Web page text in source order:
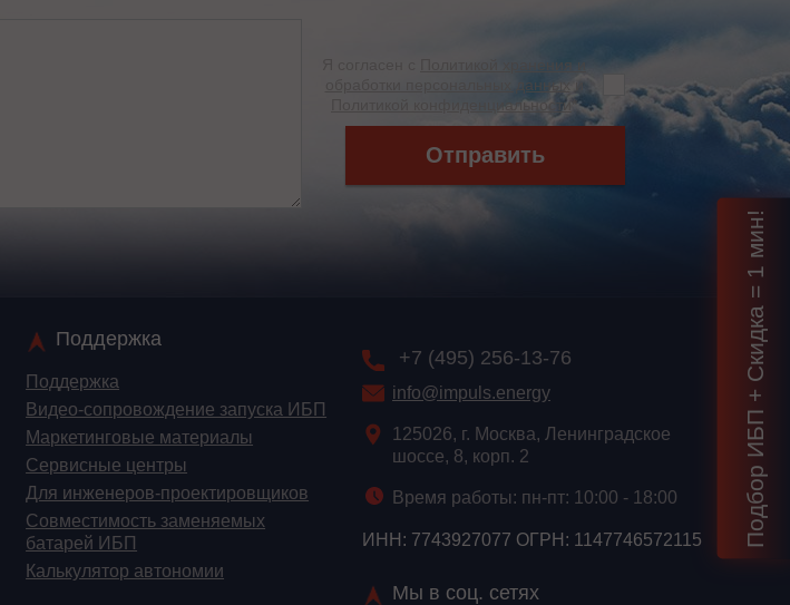
Политикой хранения и
обработки персональных данных
и
Политикой конфиденциальности *
Отправить
+7 (495) 256-13-76
info@impuls.energy
125026, г. Москва, Ленинградское
шоссе, 8, корп. 2
Время работы: пн-пт: 10:00 - 18:00
ИНН: 7743927077 ОГРН: 1147746572115
Мы в соц. сетях
Поддержка
Поддержка
Видео-сопровождение запуска ИБП
Маркетинговые материалы
Сервисные центры
Для инженеров-проектировщиков
Cовместимость заменяемых
батарей ИБП
Калькулятор автономии
Подбор ИБП + Скидка = 1 мин!